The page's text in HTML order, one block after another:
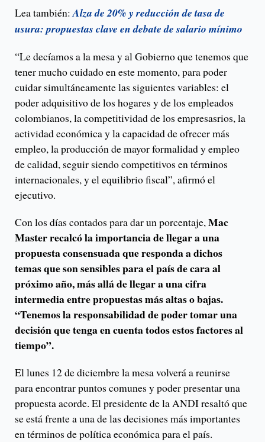
Lea también:Alza de 20% y reducción de tasa de
usura: propuestas clave en debate de salario mínimo
“Le decíamos a la mesa y al Gobierno que tenemos que
tener mucho cuidado en este momento, para poder
cuidar simultáneamente las siguientes variables: el
poder adquisitivo de los hogares y de los empleados
colombianos, la competitividad de los empresasrios, la
actividad económica y la capacidad de ofrecer más
empleo, la producción de mayor formalidad y empleo
de calidad, seguir siendo competitivos en términos
internacionales, y el equilibrio fiscal”, afirmó el
ejecutivo.
Con los días contados para dar un porcentaje,Mac
Master recalcó la importancia de llegar a una
propuesta consensuada que responda a dichos
temas que son sensibles para el país de cara al
próximo año, más allá de llegar a una cifra
intermedia entre propuestas más altas o bajas.
“Tenemos la responsabilidad de poder tomar una
decisión que tenga en cuenta todos estos factores al
tiempo”.
El lunes 12 de diciembre la mesa volverá a reunirse
para encontrar puntos comunes y poder presentar una
propuesta acorde. El presidente de la ANDI resaltó que
se está frente a una de las decisiones más importantes
en términos de política económica para el país.